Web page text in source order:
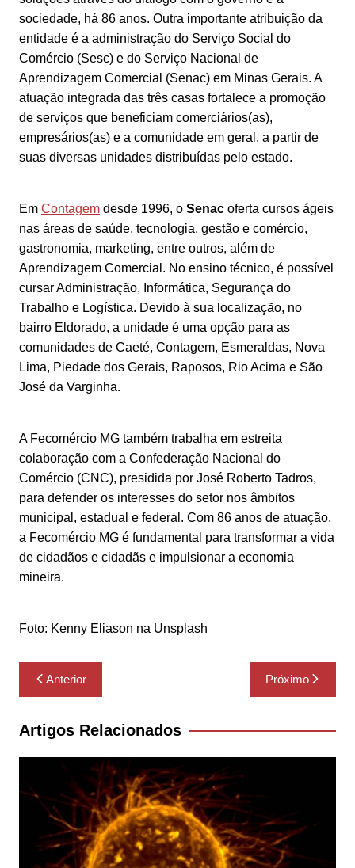
sociedade, há 86 anos. Outra importante atribuição da
entidade é a administração do Serviço Social do
Comércio (Sesc) e do Serviço Nacional de
Aprendizagem Comercial (Senac) em Minas Gerais. A
atuação integrada das três casas fortalece a promoção
de serviços que beneficiam comerciários(as),
empresários(as) e a comunidade em geral, a partir de
suas diversas unidades distribuídas pelo estado.
Em Contagemdesde 1996, o Senacoferta cursos ágeis
nas áreas de saúde, tecnologia, gestão e comércio,
gastronomia, marketing, entre outros, além de
Aprendizagem Comercial. No ensino técnico, é possível
cursar Administração, Informática, Segurança do
Trabalho e Logística. Devido à sua localização, no
bairro Eldorado, a unidade é uma opção para as
comunidades de Caeté, Contagem, Esmeraldas, Nova
Lima, Piedade dos Gerais, Raposos, Rio Acima e São
José da Varginha.
A Fecomércio MG também trabalha em estreita
colaboração com a Confederação Nacional do
Comércio (CNC), presidida por José Roberto Tadros,
para defender os interesses do setor nos âmbitos
municipal, estadual e federal. Com 86 anos de atuação,
a Fecomércio MG é fundamental para transformar a vida
de cidadãos e cidadãs e impulsionar a economia
mineira.
Foto: Kenny Eliason na Unsplash
Navegação
de
Post
Anterior Próximo
Artigos Relacionados